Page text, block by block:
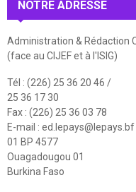
NOTRE ADRESSE
Administration & Rédaction
(face au CIJEF et à l'ISIG)
Tél : (226) 25 36 20 46 /
25 36 17 30
Fax : (226) 25 36 03 78
E-mail : ed.lepays@lepays.bf
01 BP 4577
Ouagadougou 01
Burkina Faso